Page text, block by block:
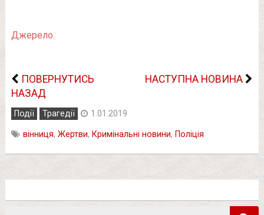
Джерело.
ПОВЕРНУТИСЬ
НАЗАД
НАСТУПНА НОВИНА
Події Трагедії 1.01.2019
вінниця, Жертви, Кримінальні новини, Поліція